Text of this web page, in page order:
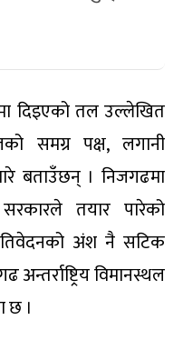
दिइएको तल उल्लेखित
समग्र पक्ष, लगानी
बताउँछन् । निजगढमा
तयार पारेको
अंश नै सटिक
विमानस्थल
छ ।